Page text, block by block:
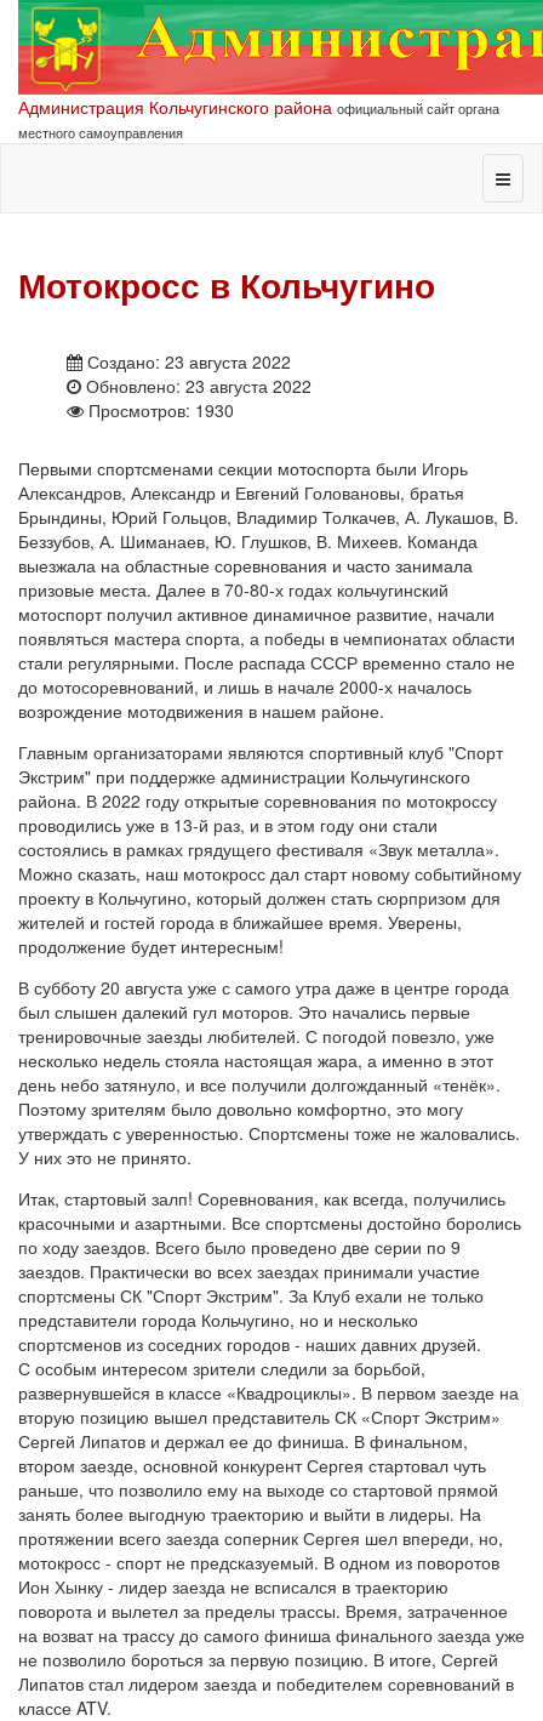
Администрация Кольчугинского района официальный сайт органа
местного самоуправления
Мотокросс в Кольчугино
Создано: 23 августа 2022
Обновлено: 23 августа 2022
Просмотров: 1930
Первыми спортсменами секции мотоспорта были Игорь
Александров, Александр и Евгений Головановы, братья
Брындины, Юрий Гольцов, Владимир Толкачев, А. Лукашов, В.
Беззубов, А. Шиманаев, Ю. Глушков, В. Михеев. Команда
выезжала на областные соревнования и часто занимала
призовые места. Далее в 70-80-х годах кольчугинский
мотоспорт получил активное динамичное развитие, начали
появляться мастера спорта, а победы в чемпионатах области
стали регулярными. После распада СССР временно стало не
до мотосоревнований, и лишь в начале 2000-х началось
возрождение мотодвижения в нашем районе.
Главным организаторами являются спортивный клуб "Спорт
Экстрим" при поддержке администрации Кольчугинского
района. В 2022 году открытые соревнования по мотокроссу
проводились уже в 13-й раз, и в этом году они стали
состоялись в рамках грядущего фестиваля «Звук металла».
Можно сказать, наш мотокросс дал старт новому событийному
проекту в Кольчугино, который должен стать сюрпризом для
жителей и гостей города в ближайшее время. Уверены,
продолжение будет интересным!
В субботу 20 августа уже с самого утра даже в центре города
был слышен далекий гул моторов. Это начались первые
тренировочные заезды любителей. С погодой повезло, уже
несколько недель стояла настоящая жара, а именно в этот
день небо затянуло, и все получили долгожданный «тенёк».
Поэтому зрителям было довольно комфортно, это могу
утверждать с уверенностью. Спортсмены тоже не жаловались.
У них это не принято.
Итак, стартовый залп! Соревнования, как всегда, получились
красочными и азартными. Все спортсмены достойно боролись
по ходу заездов. Всего было проведено две серии по 9
заездов. Практически во всех заездах принимали участие
спортсмены СК "Спорт Экстрим". За Клуб ехали не только
представители города Кольчугино, но и несколько
спортсменов из соседних городов - наших давних друзей.
С особым интересом зрители следили за борьбой,
развернувшейся в классе «Квадроциклы». В первом заезде на
вторую позицию вышел представитель СК «Спорт Экстрим»
Сергей Липатов и держал ее до финиша. В финальном,
втором заезде, основной конкурент Сергея стартовал чуть
раньше, что позволило ему на выходе со стартовой прямой
занять более выгодную траекторию и выйти в лидеры. На
протяжении всего заезда соперник Сергея шел впереди, но,
мотокросс - спорт не предсказуемый. В одном из поворотов
Ион Хынку - лидер заезда не всписался в траекторию
поворота и вылетел за пределы трассы. Время, затраченное
на возват на трассу до самого финиша финального заезда уже
не позволило бороться за первую позицию. В итоге, Сергей
Липатов стал лидером заезда и победителем соревнований в
классе ATV.